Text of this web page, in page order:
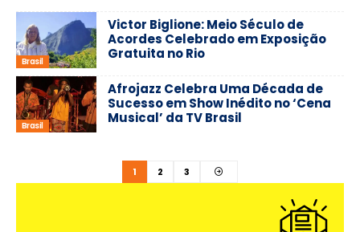
Brasil
Victor Biglione: Meio Século de
Acordes Celebrado em Exposição
Gratuita no Rio
Brasil
Afrojazz Celebra Uma Década de
Sucesso em Show Inédito no ‘Cena
Musical’ da TV Brasil
1 2 3